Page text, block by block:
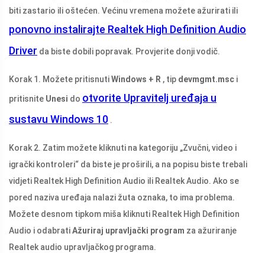
biti zastario ili oštećen. Većinu vremena možete ažurirati ili
ponovno instalirajte Realtek High Definition Audio
Driver da biste dobili popravak. Provjerite donji vodič.
Korak 1. Možete pritisnutiWindows + R , tip devmgmt.msc i
pritisnite Unesi do otvorite Upravitelj uređaja u
sustavu Windows 10 .
Korak 2. Zatim možete kliknuti na kategoriju „Zvučni, video i
igrački kontroleri“ da biste je proširili, a na popisu biste trebali
vidjeti Realtek High Definition Audio ili Realtek Audio. Ako se
pored naziva uređaja nalazi žuta oznaka, to ima problema.
Možete desnom tipkom miša kliknuti Realtek High Definition
Audio i odabratiAžuriraj upravljački program za ažuriranje
Realtek audio upravljačkog programa.